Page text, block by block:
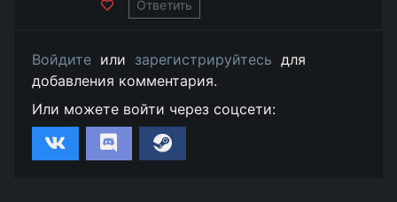
Ответить
Войдите или зарегистрируйтесь для
добавления комментария.
Или можете войти через соцсети: